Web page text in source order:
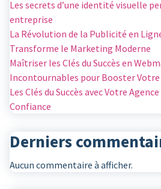
Les secrets d’une identité visuelle
entreprise
La Révolution de la Publicité en
Transforme le Marketing Moderne
Maîtriser les Clés du Succès en
Incontournables pour Booster Votre
Les Clés du Succès avec Votre
Confiance
Derniers
Aucun commentaire à afficher.